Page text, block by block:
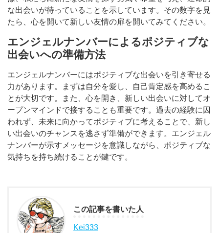
な出会いが待っていることを示しています。その数字を見
たら、心を開いて新しい友情の扉を開いてみてください。
エンジェルナンバーによるポジティブな
出会いへの準備方法
エンジェルナンバーにはポジティブな出会いを引き寄せる
力があります。まずは自分を愛し、自己肯定感を高めるこ
とが大切です。また、心を開き、新しい出会いに対してオ
ープンマインドで接することも重要です。過去の経験に囚
われず、未来に向かってポジティブに考えることで、新し
い出会いのチャンスを逃さず準備ができます。エンジェル
ナンバーが示すメッセージを意識しながら、ポジティブな
気持ちを持ち続けることが鍵です。
この記事を書いた人
Kei333